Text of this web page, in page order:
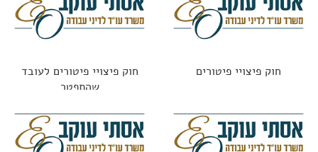
חוק פיצויי פיטורים
חוק פיצויי פיטורים לעובד
שהתפטר